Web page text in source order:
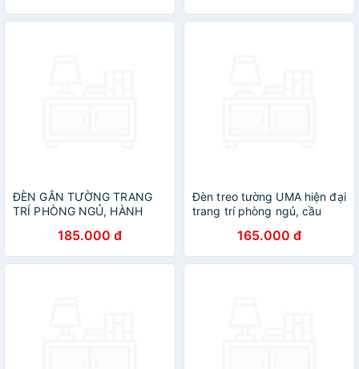
phòng ngủ DT
ĐÈN GẮN TƯỜNG TRANG
TRÍ PHÒNG NGỦ, HÀNH
BÓNG LED185.000 đ
Đèn treo tường UMA hiện đại
trang trí phòng ngủ, cầu
bóng LED165.000 đ